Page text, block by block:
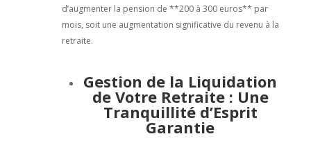
d’augmenter la pension de **200 à 300 euros** par
mois, soit une augmentation significative du revenu à la
retraite.
Gestion de la Liquidation
de Votre Retraite : Une
Tranquillité d’Esprit
Garantie